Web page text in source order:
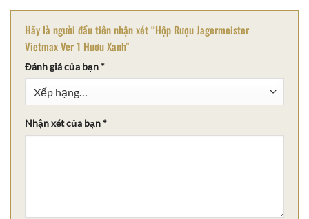
Hãy là người đầu tiên nhận xét “Hộp Rượu Jagermeister
Vietmax Ver 1 Hươu Xanh”
Đánh giá của bạn*
Nhận xét của bạn*